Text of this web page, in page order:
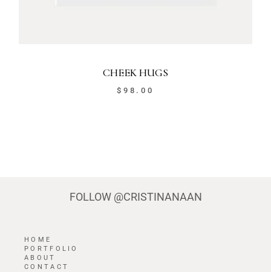
CHEEK HUGS
$ 98.00
FOLLOW @CRISTINANAAN
HOME
PORTFOLIO
ABOUT
CONTACT